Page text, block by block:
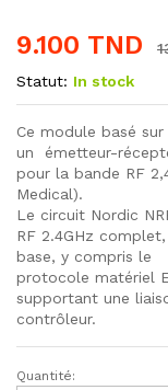
9.100 TND
Statut: In stock
Ce module basé
un émetteur-
pour la bande RF
Medical).
Le circuit Nordic
RF 2.4GHz
base, y compris le
protocole matériel
supportant une
contrôleur.
Module
Quantité: